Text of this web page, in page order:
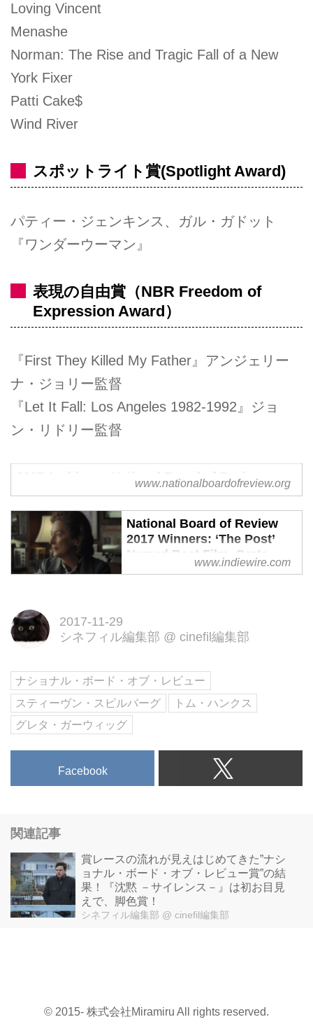
Loving Vincent
Menashe
Norman: The Rise and Tragic Fall of a New
York Fixer
Patti Cake$
Wind River
スポットライト賞(Spotlight Award)
パティー・ジェンキンス、ガル・ガドット
『ワンダーウーマン』
表現の自由賞（NBR Freedom of
Expression Award）
『First They Killed My Father』アンジェリー
ナ・ジョリー監督
『Let It Fall: Los Angeles 1982-1992』ジョ
ン・リドリー監督
2017 Archives - National Board of Review
www.nationalboardofreview.org
National Board of Review
2017 Winners: ‘The Post’
Named Best Film, Greta
Gerwig is Best Director
with three major wins, including
Best Actor and Best Actress.
www.indiewire.com
2017-11-29
シネフィル編集部 @ cinefil編集部
ナショナル・ボード・オブ・レビュー
スティーヴン・スピルバーグ
トム・ハンクス
グレタ・ガーウィッグ
Facebook
関連記事
賞レースの流れが見えはじめてきた”ナシ
ョナル・ボード・オブ・レビュー賞”の結
果！『沈黙 －サイレンス－』は初お目見
えで、脚色賞！
シネフィル編集部 @ cinefil編集部
© 2015- 株式会社Miramiru All rights reserved.